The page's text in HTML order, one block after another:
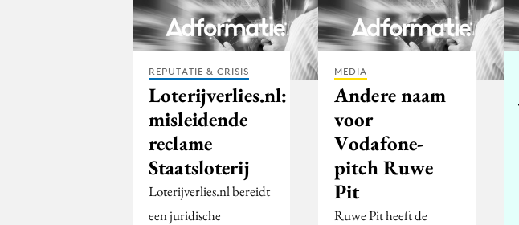
REPUTATIE & CRISIS
Loterijverlies.nl:
misleidende
reclame
Staatsloterij
Loterijverlies.nl bereidt
een juridische
MEDIA
Andere naam
voor
Vodafone-
pitch Ruwe
Pit
Ruwe Pit heeft de